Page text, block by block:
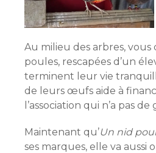
Au milieu des arbres, vous
poules, rescapées d’un
terminent leur vie
de leurs œufs aide à
l’association qui n’a pas
Maintenant qu’Un nid
ses marques, elle va aussi